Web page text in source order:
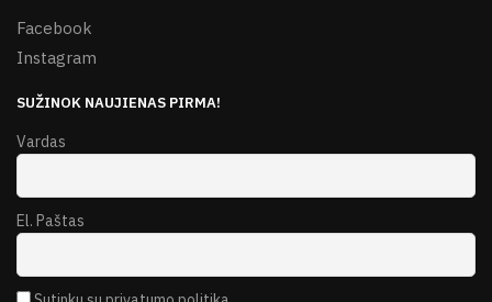
Facebook
Instagram
SUŽINOK NAUJIENAS PIRMA!
Vardas
El. Paštas